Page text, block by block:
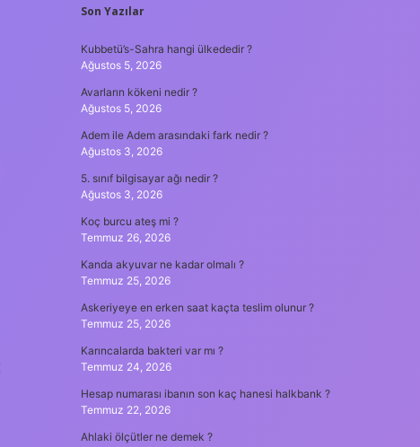
SIDEBAR
Son Yazılar
Kubbetü’s-Sahra hangi ülkededir ?
Ağustos 5, 2026
Avarların kökeni nedir ?
Ağustos 5, 2026
Adem ile Adem arasındaki fark nedir ?
Ağustos 3, 2026
5. sınıf bilgisayar ağı nedir ?
Ağustos 3, 2026
Koç burcu ateş mi ?
Temmuz 26, 2026
Kanda akyuvar ne kadar olmalı ?
Temmuz 25, 2026
Askeriyeye en erken saat kaçta teslim olunur ?
Temmuz 25, 2026
Karıncalarda bakteri var mı ?
Temmuz 24, 2026
Hesap numarası ibanın son kaç hanesi halkbank ?
Temmuz 22, 2026
Ahlaki ölçütler ne demek ?